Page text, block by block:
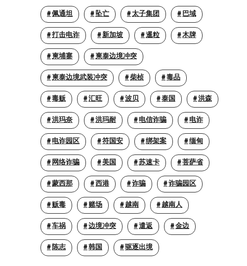
佩通坦 坠亡 太子集团 巴域
打击电诈 新加坡 暹粒 木牌
柬埔寨 柬泰边境冲突
柬泰边境武装冲突 柴桢 毒品
毒贩 汇旺 波贝 泰国 洪森
洪玛奈 洪玛耐 电信诈骗 电诈
电诈园区 符国安 绑架案 缅甸
网络诈骗 美国 苏速卡 菩萨省
蒙西那 西港 诈骗 诈骗园区
贩毒 赌场 越南 越南人
车祸 边境冲突 遣返 金边
陈志 韩国 驱逐出境